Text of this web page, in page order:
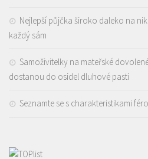
Nejlepší půjčka široko daleko na
každý sám
Samoživitelky na mateřské
dostanou do osidel dluhové pasti
Seznamte se s charakteristikami